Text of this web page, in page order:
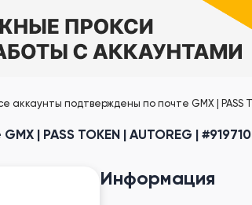
аккаунты подтверждены по почте GMX | PASS
| PASS TOKEN | AUTOREG | #919710
Информация